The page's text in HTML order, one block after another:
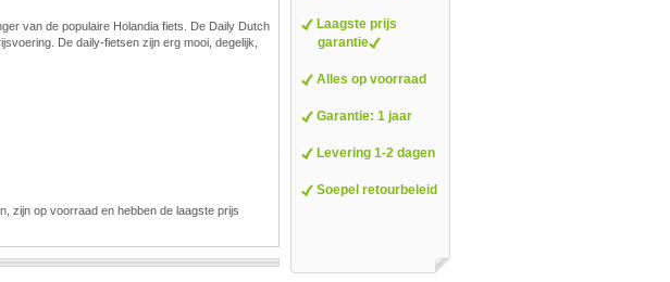
van de populaire Holandia fiets. De Daily Dutch
De daily-fietsen zijn erg mooi, degelijk,
zijn op voorraad en hebben de laagste prijs
Laagste prijs
garantie
Alles op voorraad
Garantie: 1 jaar
Levering 1-2 dagen
Soepel retourbeleid